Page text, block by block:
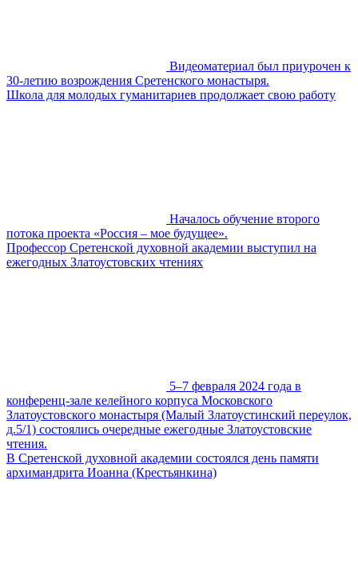
Видеоматериал был приурочен к
30-летию возрождения Сретенского монастыря.
Школа для молодых гуманитариев продолжает свою работу
Началось обучение второго
потока проекта «Россия – мое будущее».
Профессор Сретенской духовной академии выступил на
ежегодных Златоустовских чтениях
5–7 февраля 2024 года в
конференц-зале келейного корпуса Московского
Златоустовского монастыря (Малый Златоустинский переулок,
д.5/1) состоялись очередные ежегодные Златоустовские
чтения.
В Сретенской духовной академии состоялся день памяти
архимандрита Иоанна (Крестьянкина)